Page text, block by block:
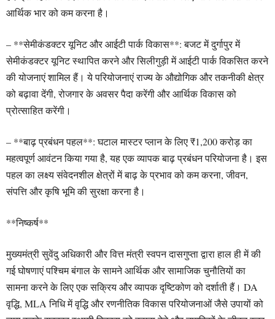
आर्थिक भार को कम करना है।
– **सेमीकंडक्टर यूनिट और आईटी पार्क विकास**: बजट में दुर्गापुर में
सेमीकंडक्टर यूनिट स्थापित करने और सिलीगुड़ी में आईटी पार्क विकसित करने
की योजनाएं शामिल हैं। ये परियोजनाएं राज्य के औद्योगिक और तकनीकी क्षेत्र
को बढ़ावा देंगी, रोजगार के अवसर पैदा करेंगी और आर्थिक विकास को
प्रोत्साहित करेंगी।
– **बाढ़ प्रबंधन पहल**: घटाल मास्टर प्लान के लिए ₹1,200 करोड़ का
महत्वपूर्ण आवंटन किया गया है, यह एक व्यापक बाढ़ प्रबंधन परियोजना है। इस
पहल का लक्ष्य संवेदनशील क्षेत्रों में बाढ़ के प्रभाव को कम करना, जीवन,
संपत्ति और कृषि भूमि की सुरक्षा करना है।
**निष्कर्ष**
मुख्यमंत्री सुवेंदु अधिकारी और वित्त मंत्री स्वपन दासगुप्ता द्वारा हाल ही में की
गई घोषणाएं पश्चिम बंगाल के सामने आर्थिक और सामाजिक चुनौतियों का
सामना करने के लिए एक सक्रिय और व्यापक दृष्टिकोण को दर्शाती हैं। DA
वृद्धि, MLA निधि में वृद्धि और रणनीतिक विकास परियोजनाओं जैसे उपायों को